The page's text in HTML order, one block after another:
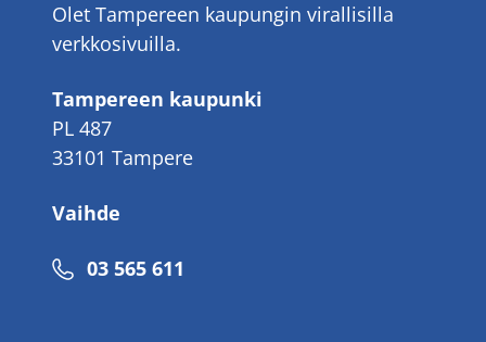
Olet Tampereen kaupungin virallisilla
verkkosivuilla.
Tampereen kaupunki
PL 487
33101 Tampere
Vaihde
Puhelinnumero
03 565 611